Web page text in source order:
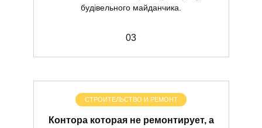
будівельного майданчика.
03
СТРОИТЕЛЬСТВО И РЕМОНТ
Контора которая не ремонтирует, а